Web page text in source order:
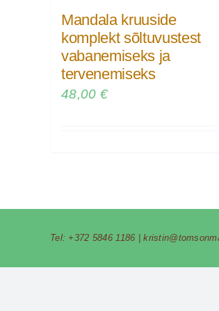
Mandala kruuside
komplekt sõltuvustest
vabanemiseks ja
tervenemiseks
48,00 €
Tel: +372 5846 1186 |